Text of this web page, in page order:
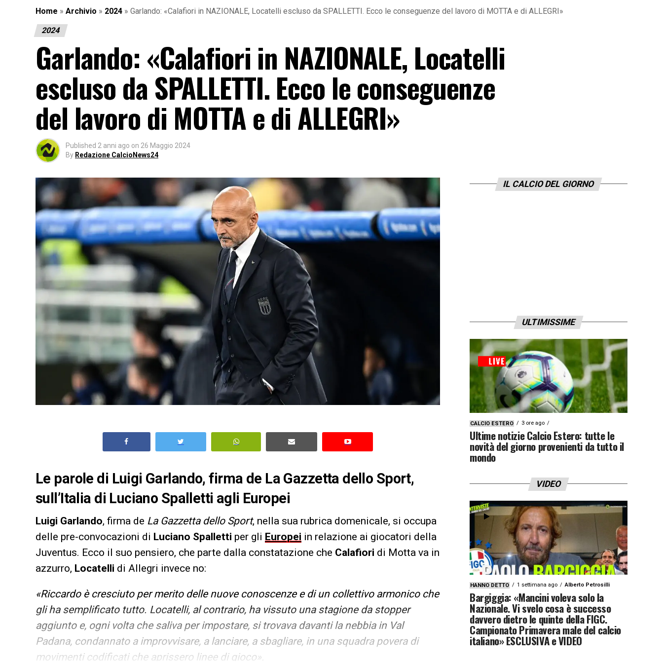
Home » Archivio » 2024 » Garlando: «Calafiori in NAZIONALE, Locatelli escluso da SPALLETTI. Ecco le conseguenze del lavoro di MOTTA e di ALLEGRI»
2024
Garlando: «Calafiori in NAZIONALE, Locatelli
escluso da SPALLETTI. Ecco le conseguenze
del lavoro di MOTTA e di ALLEGRI»
Published 2 anni ago on 26 Maggio 2024
By Redazione CalcioNews24
Le parole di Luigi Garlando, firma de La Gazzetta dello Sport,
sull’Italia di Luciano Spalletti agli Europei
Luigi Garlando, firma de La Gazzetta dello Sport, nella sua rubrica domenicale, si occupa
delle pre-convocazioni di Luciano Spalletti per gli Europei in relazione ai giocatori della
Juventus. Ecco il suo pensiero, che parte dalla constatazione che Calafiori di Motta va in
azzurro, Locatelli di Allegri invece no:
«Riccardo è cresciuto per merito delle nuove conoscenze e di un collettivo armonico che
gli ha semplificato tutto. Locatelli, al contrario, ha vissuto una stagione da stopper
aggiunto e, ogni volta che saliva per impostare, si trovava davanti la nebbia in Val
Padana, condannato a improvvisare, a lanciare, a sbagliare, in una squadra povera di
movimenti codificati che aprissero linee di gioco».
IL CALCIO DEL GIORNO
ULTIMISSIME
CALCIO ESTERO 3 ore ago
Ultime notizie Calcio Estero: tutte le
novità del giorno provenienti da tutto il
mondo
VIDEO
HANNO DETTO 1 settimana ago Alberto Petrosilli
Bargiggia: «Mancini voleva solo la
Nazionale. Vi svelo cosa è successo
davvero dietro le quinte della FIGC.
Campionato Primavera male del calcio
italiano» ESCLUSIVA e VIDEO